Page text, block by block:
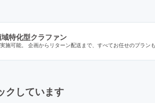
特化型クラファン
施可能。 企画からリターン配送まで、すべてお任せのプラン
クしています